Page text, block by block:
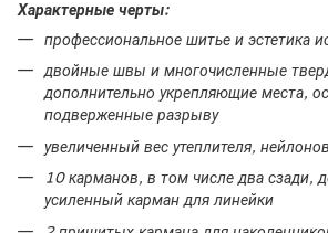
Характерные черты:
профессиональное шитье и эстетика
двойные швы и многочисленные
дополнительно укрепляющие места,
подверженные разрыву
увеличенный вес утеплителя,
10 карманов, в том числе два сзади,
усиленный карман для линейки